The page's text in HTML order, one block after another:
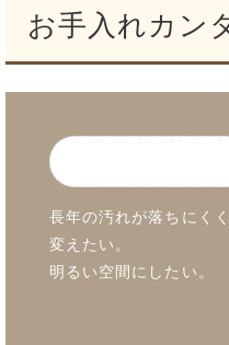
お手入れカン
長年の汚れが落ちにく
変えたい。
明るい空間にしたい。